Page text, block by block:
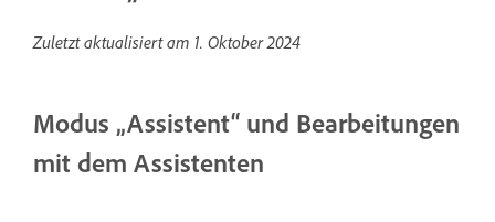
Zuletzt aktualisiert am 1. Oktober 2024
Modus „Assistent“ und Bearbeitungen
mit dem Assistenten